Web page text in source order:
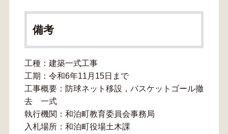
備考
工種：建築一式工事
工期：令和6年11月15日まで
工事概要：防球ネット移設，バスケットゴール撤
去 一式
執行機関：和泊町教育委員会事務局
入札場所：和泊町役場土木課